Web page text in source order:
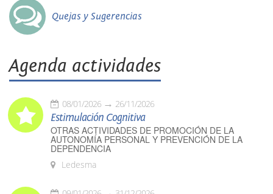
Quejas y Sugerencias
Agenda actividades
08/01/2026 26/11/2026
Estimulación Cognitiva
OTRAS ACTIVIDADES DE PROMOCIÓN DE LA
AUTONOMÍA PERSONAL Y PREVENCIÓN DE LA
DEPENDENCIA
Ledesma